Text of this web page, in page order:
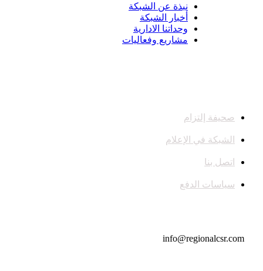
نبذة عن الشبكة
أخبار الشبكة
وحداتنا الادارية
مشاريع وفعاليات
صحيفة إلتزام
الشبكة في الإعلام
اتصل بنا
سياسات الدفع